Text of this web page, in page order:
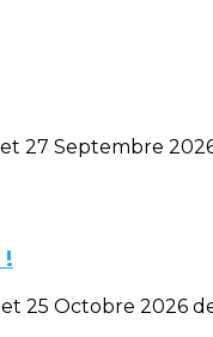
27 Septembre
!
25 Octobre 2026